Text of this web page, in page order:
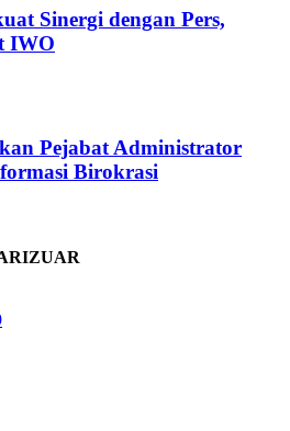
Sinergi dengan Pers,
IWO
Pejabat Administrator
Birokrasi